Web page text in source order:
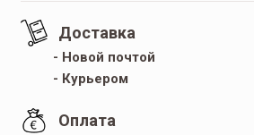
Доставка
- Новой почтой
- Курьером
Оплата